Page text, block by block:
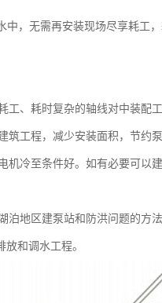
，无需再安装现场尽享耗工
工、耗时复杂的轴线对中装配
工程，减少安装面积，节约
机冷至条件好。如有必要可以
泊地区建泵站和防洪问题的方
和调水工程。